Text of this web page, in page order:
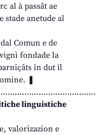
al à passât ae
stade anetude al
Comun e de
fondade la
in dut il
❚
linguistiche
valorizazion e